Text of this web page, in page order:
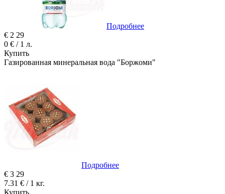
Подробнее
€ 2 29
0 € / 1 л.
Купить
Газированная минеральная вода "Боржоми"
Подробнее
€ 3 29
7.31 € / 1 кг.